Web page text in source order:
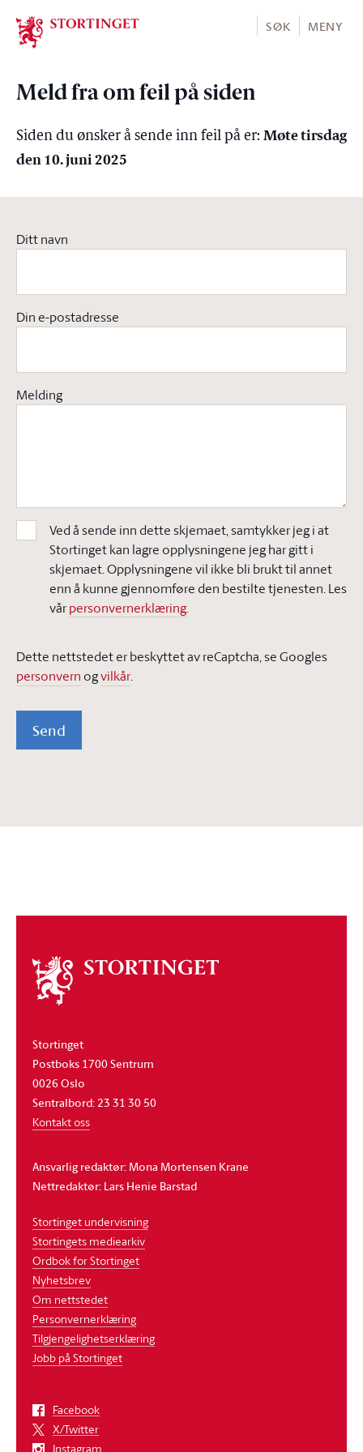
Stortinget.no
SØK MENY
Meld fra om feil på siden
Siden du ønsker å sende inn feil på er: Møte tirsdag
den 10. juni 2025
Ditt navn
Din e-postadresse
Melding
Ved å sende inn dette skjemaet, samtykker jeg i at
Stortinget kan lagre opplysningene jeg har gitt i
skjemaet. Opplysningene vil ikke bli brukt til annet
enn å kunne gjennomføre den bestilte tjenesten. Les
vårpersonvernerklæring.
Dette nettstedet er beskyttet av reCaptcha, se Googles
personvern ogvilkår.
Send
Om
stortinget
Stortinget
Postboks 1700 Sentrum
0026 Oslo
Sentralbord: 23 31 30 50
Kontakt oss
Ansvarlig redaktør: Mona Mortensen Krane
Nettredaktør: Lars Henie Barstad
Stortinget undervisning
Stortingets mediearkiv
Ordbok for Stortinget
Nyhetsbrev
Om nettstedet
Personvernerklæring
Tilgjengelighetserklæring
Jobb på Stortinget
Facebook
X/Twitter
Instagram